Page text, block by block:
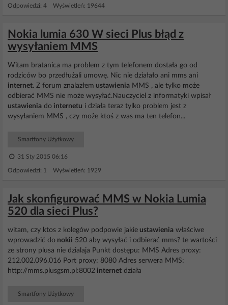
Odpowiedzi: 4 Wyświetleń: 19644
Nokia lumia 630 W sieci Plus błąd z
wysyłaniem MMS
Witam bratanica ma problem z tym telefonem dostała go od
rodziców bo przedłużali umowę. Nic nie działało ani mms ani
internet. Z forum znalazłem ustawienia MMS , ale tylko może
odbierać MMS nie może wysyłać.Nauczyciel z informatyki wpisał
ustawienia do internetu i działa teraz tylko problem jest z
wysyłaniem MMS , czy może ktoś z was ma ten telefon...
Smartfony Użytkowy
31 Sty 2015 06:16
Odpowiedzi: 1 Wyświetleń: 1929
Jak skonfigurować MMS w Nokia Lumia
520 dla sieci Plus?
witam, czy ktos z kolegów podpowie jakie ustawienia właściwe
wprowadzić do nokii 520 aby wysyłać i odbierać mms? te wartości
ze strony plusa nie dzialaja Punkt dostępu: MMS Adres proxy:
212.002.096.016 Port proxy: 8080 Adres serwera MMS:
http://mms.plusgsm.pl:8002 internet działa
Smartfony Użytkowy